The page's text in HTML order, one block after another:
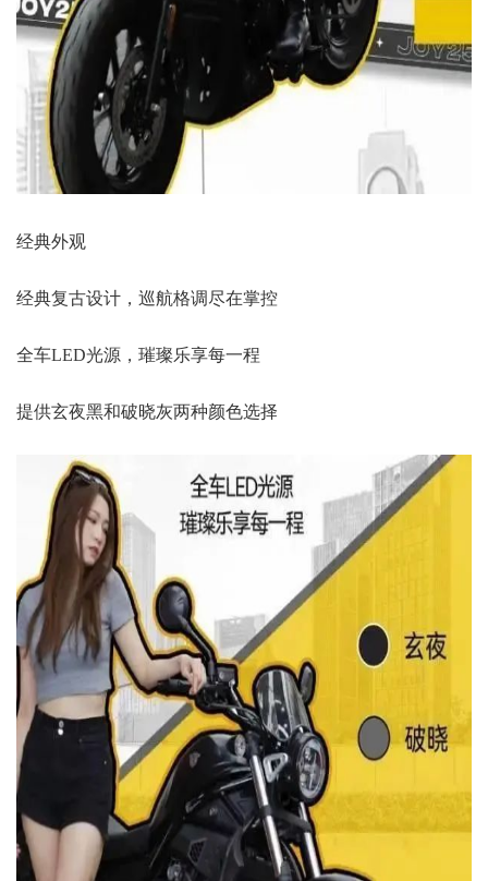
经典外观
经典复古设计，巡航格调尽在掌控
全车LED光源，璀璨乐享每一程
提供玄夜黑和破晓灰两种颜色选择